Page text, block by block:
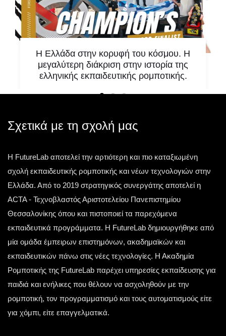
Η Ελλάδα στην κορυφή του κόσμου. Η
μεγαλύτερη διάκριση στην ιστορία της
ελληνικής εκπαιδευτικής ρομποτικής.
Υπάρχουν στιγμές που δεν αποτελούν απλώς
αλλάζουν την ιστορία. Μία τέτοια στιγμή έζησε η
Σχετικά με τη σχολή μας
Η FutureLab αποτελεί την αρτιότερη και πιο καταξιωμένη
σχολή εκπαιδευτικής ρομποτικής και νέων τεχνολογιών στην
Ελλάδα. Από το 2019 στρατηγικός συνεργάτης αποτελεί η
ACTA - Τεχνοβλαστός Αριστοτελείου Πανεπιστημίου
Θεσσαλονίκης όπου και πιστοποιεί τα παρεχόμενα
εκπαιδευτικά προγράμματα. Η FutureLab δημιουργήθηκε από
μία ομάδα έμπειρων επιστημόνων, ακαδημαϊκών και
εκπαιδευτικών πάνω στις νέες τεχνολογίες. Η Ακαδημία
Ρομποτικής της FutureLab παρέχει υπηρεσίες εκπαίδευσης για
παιδιά και ενήλικες που θέλουν να ασχοληθούν με την
ρομποτική, τον προγραμματισμό και τους αυτοματισμούς είτε
για χόμπι, είτε επαγγελματικά.